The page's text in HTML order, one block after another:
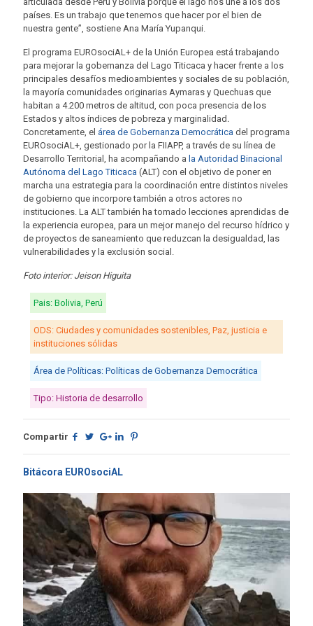
países. Es un trabajo que tenemos que hacer por el bien de
nuestra gente”, sostiene Ana María Yupanqui.
El programa EUROsociAL+ de la Unión Europea está trabajando
para mejorar la gobernanza del Lago Titicaca y hacer frente a los
principales desafíos medioambientes y sociales de su población,
la mayoría comunidades originarias Aymaras y Quechuas que
habitan a 4.200 metros de altitud, con poca presencia de los
Estados y altos índices de pobreza y marginalidad .
Concretamente, el área de Gobernanza Democrática del programa
EUROsociAL+, gestionado por la FIIAPP, a través de su línea de
Desarrollo Territorial, ha acompañando a la Autoridad Binacional
Autónoma del Lago Titicaca (ALT) con el objetivo de poner en
marcha una estrategia para la coordinación entre distintos niveles
de gobierno que incorpore también a otros actores no
instituciones. La ALT también ha tomado lecciones aprendidas de
la experiencia europea, para un mejor manejo del recurso hídrico y
de proyectos de saneamiento que reduzcan la desigualdad, las
vulnerabilidades y la exclusión social.
Foto interior: Jeison Higuita
Pais: Bolivia, Perú
ODS: Ciudades y comunidades sostenibles, Paz, justicia e
instituciones sólidas
Área de Políticas: Políticas de Gobernanza Democrática
Tipo: Historia de desarrollo
Compartir
Bitácora EUROsociAL